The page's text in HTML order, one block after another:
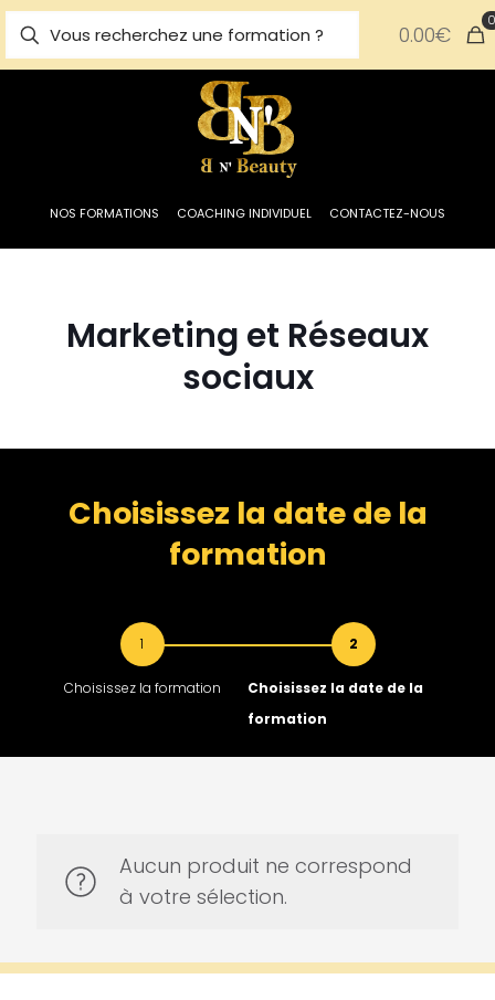
0
0.00€
NOS FORMATIONS COACHING INDIVIDUEL CONTACTEZ-NOUS
Marketing et Réseaux
sociaux
Choisissez la date de la
formation
1
Choisissez la formation
2
Choisissez la date de la
formation
Aucun produit ne correspond
à votre sélection.